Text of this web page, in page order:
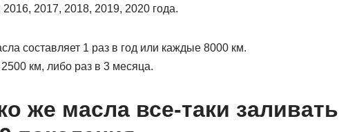
2016, 2017, 2018, 2019, 2020 года.
составляет 1 раз в год или каждые 8000 км.
2500 км, либо раз в 3 месяца.
же масла все-таки